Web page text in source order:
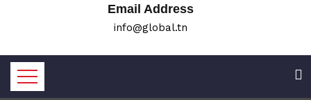
Email Address
info@global.tn